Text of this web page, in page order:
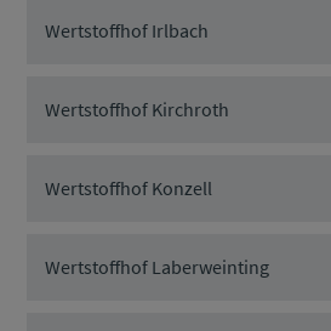
Wertstoffhof Irlbach
Wertstoffhof Kirchroth
Wertstoffhof Konzell
Wertstoffhof Laberweinting